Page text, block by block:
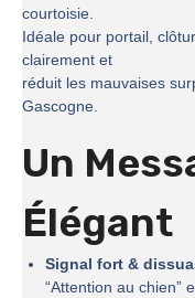
courtoisie.
Idéale pour portail,
clairement et
réduit les mauvaises
Gascogne.
Un
Élégant
Signal fort &
“Attention au chien”